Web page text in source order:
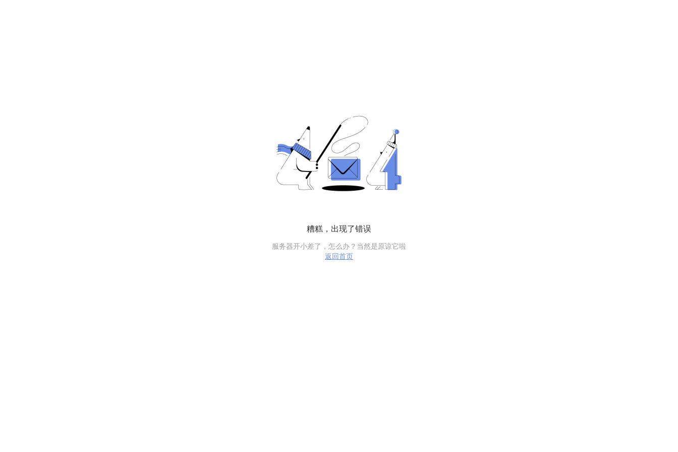
糟糕，出现了错误
服务器开小差了，怎么办？当然是原谅它啦
返回首页